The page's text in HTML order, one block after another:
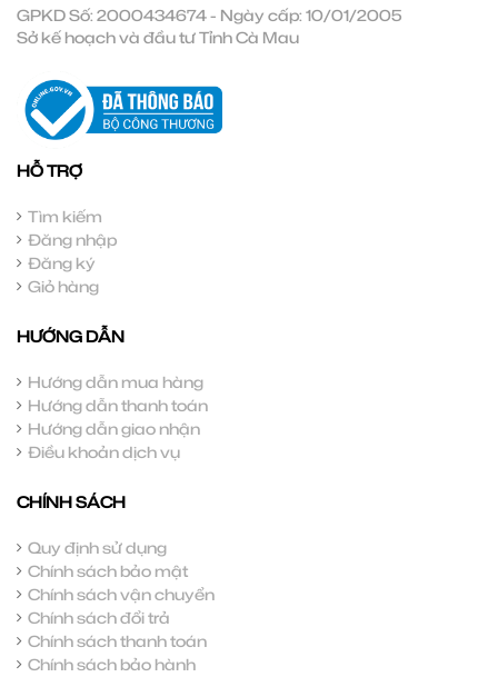
GPKD Số: 2000434674 - Ngày cấp: 10/01/2005
Sở kế hoạch và đầu tư Tỉnh Cà Mau
HỖ TRỢ
Tìm kiếm
Đăng nhập
Đăng ký
Giỏ hàng
HƯỚNG DẪN
Hướng dẫn mua hàng
Hướng dẫn thanh toán
Hướng dẫn giao nhận
Điều khoản dịch vụ
CHÍNH SÁCH
Quy định sử dụng
Chính sách bảo mật
Chính sách vận chuyển
Chính sách đổi trả
Chính sách thanh toán
Chính sách bảo hành